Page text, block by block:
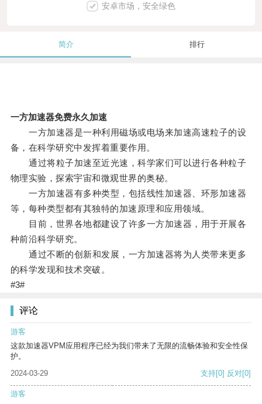
安卓市场，安全绿色
简介 排行
一方加速器免费永久加速
一方加速器是一种利用磁场或电场来加速高速粒子的设
备，在科学研究中发挥着重要作用。
通过将粒子加速至近光速，科学家们可以进行各种粒子
物理实验，探索宇宙和微观世界的奥秘。
一方加速器有多种类型，包括线性加速器、环形加速器
等，每种类型都有其独特的加速原理和应用领域。
目前，世界各地都建设了许多一方加速器，用于开展各
种前沿科学研究。
通过不断的创新和发展，一方加速器将为人类带来更多
的科学发现和技术突破。
#3#
评论
游客
这款加速器VPM应用程序已经为我们带来了无限的流畅体验和安全性保
护。
2024-03-29
支持[0] 反对[0]
游客